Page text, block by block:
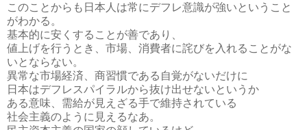
このことからも日本人は常にデフレ意識が強いということ
がわかる。
基本的に安くすることが善であり、
値上げを行うとき、市場、消費者に詫びを入れることがな
いとならない。
異常な市場経済、商習慣である自覚がないだけに
日本はデフレスパイラルから抜け出せないというか
ある意味、需給が見えざる手で維持されている
社会主義のように見えるなあ。